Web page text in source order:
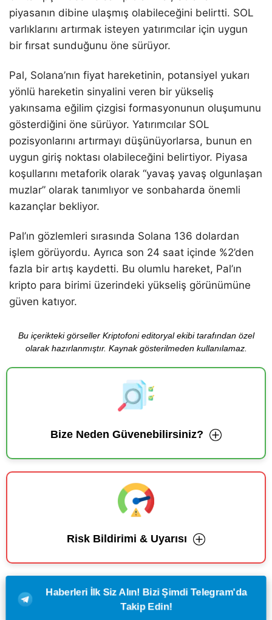
piyasanın dibine ulaşmış olabileceğini belirtti. SOL
varlıklarını artırmak isteyen yatırımcılar için uygun
bir fırsat sunduğunu öne sürüyor.
Pal, Solana’nın fiyat hareketinin, potansiyel yukarı
yönlü hareketin sinyalini veren bir yükseliş
yakınsama eğilim çizgisi formasyonunun oluşumunu
gösterdiğini öne sürüyor. Yatırımcılar SOL
pozisyonlarını artırmayı düşünüyorlarsa, bunun en
uygun giriş noktası olabileceğini belirtiyor. Piyasa
koşullarını metaforik olarak “yavaş yavaş olgunlaşan
muzlar” olarak tanımlıyor ve sonbaharda önemli
kazançlar bekliyor.
Pal’ın gözlemleri sırasında Solana 136 dolardan
işlem görüyordu. Ayrıca son 24 saat içinde %2’den
fazla bir artış kaydetti. Bu olumlu hareket, Pal’ın
kripto para birimi üzerindeki yükseliş görünümüne
güven katıyor.
Bu içerikteki görseller Kriptofoni editoryal ekibi tarafından özel
olarak hazırlanmıştır. Kaynak gösterilmeden kullanılamaz.
Bize Neden Güvenebilirsiniz?
Risk Bildirimi & Uyarısı
Haberleri İlk Siz Alın! Bizi Şimdi Telegram'da
Takip Edin!